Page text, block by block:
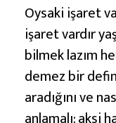
Oysaki işaret
işaret vardır
bilmek lazım
demez bir
aradığını ve